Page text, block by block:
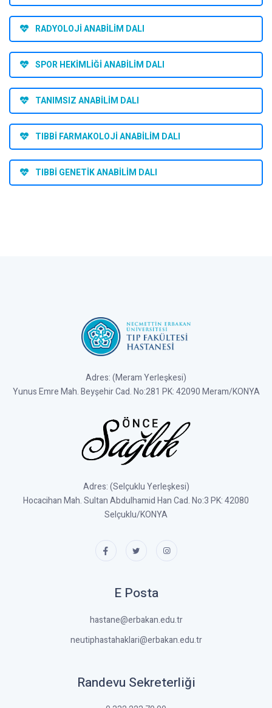
RADYOLOJİ ANABİLİM DALI
SPOR HEKİMLİĞİ ANABİLİM DALI
TANIMSIZ ANABİLİM DALI
TIBBİ FARMAKOLOJİ ANABİLİM DALI
TIBBİ GENETİK ANABİLİM DALI
Adres: (Meram Yerleşkesi)
Yunus Emre Mah. Beyşehir Cad. No:281 PK: 42090 Meram/KONYA
Adres: (Selçuklu Yerleşkesi)
Hocacihan Mah. Sultan Abdulhamid Han Cad. No:3 PK: 42080
Selçuklu/KONYA
E Posta
hastane@erbakan.edu.tr
neutiphastahaklari@erbakan.edu.tr
Randevu Sekreterliği